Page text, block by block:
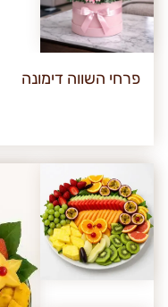
פרחי השווה דימונה